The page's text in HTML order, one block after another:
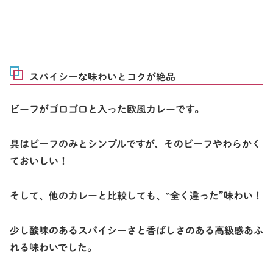
スパイシーな味わいとコクが絶品
ビーフがゴロゴロと入った欧風カレーです。
具はビーフのみとシンプルですが、そのビーフやわらかく
ておいしい！
そして、他のカレーと比較しても、‟全く違った”味わい！
少し酸味のあるスパイシーさと香ばしさのある高級感あふ
れる味わいでした。